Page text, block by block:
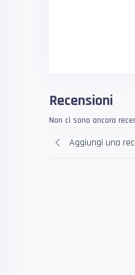
Recensioni
Non ci sono ancora
Aggiungi una